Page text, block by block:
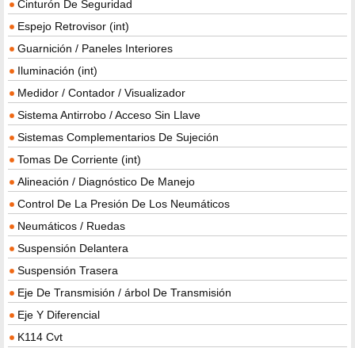
Cinturón De Seguridad
Espejo Retrovisor (int)
Guarnición / Paneles Interiores
Iluminación (int)
Medidor / Contador / Visualizador
Sistema Antirrobo / Acceso Sin Llave
Sistemas Complementarios De Sujeción
Tomas De Corriente (int)
Alineación / Diagnóstico De Manejo
Control De La Presión De Los Neumáticos
Neumáticos / Ruedas
Suspensión Delantera
Suspensión Trasera
Eje De Transmisión / árbol De Transmisión
Eje Y Diferencial
K114 Cvt